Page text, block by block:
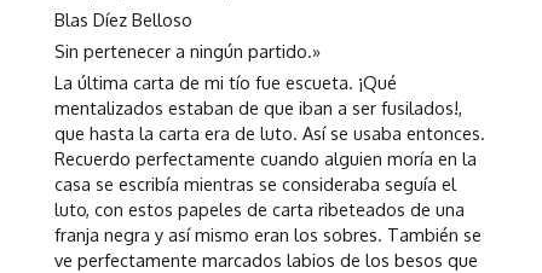
Blas Díez Belloso
Sin pertenecer a ningún partido.»
La última carta de mi tío fue escueta. ¡Qué
mentalizados estaban de que iban a ser fusilados!,
que hasta la carta era de luto. Así se usaba entonces.
Recuerdo perfectamente cuando alguien moría en la
casa se escribía mientras se consideraba seguía el
luto, con estos papeles de carta ribeteados de una
franja negra y así mismo eran los sobres. También se
ve perfectamente marcados labios de los besos que